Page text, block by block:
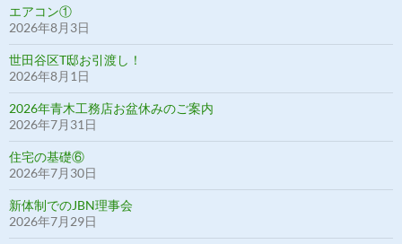
エアコン①
2026年8月3日
世田谷区T邸お引渡し！
2026年8月1日
2026年青木工務店お盆休みのご案内
2026年7月31日
住宅の基礎⑥
2026年7月30日
新体制でのJBN理事会
2026年7月29日